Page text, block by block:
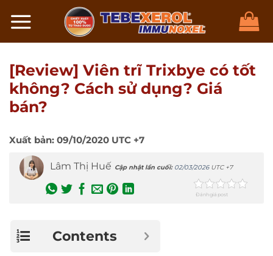
đến
[Review] Viên trĩ Trixbye có tốt
không? Cách sử dụng? Giá
bán?
Xuất bản: 09/10/2020 UTC +7
Lâm Thị Huế Cập nhật lần cuối: 02/03/2026UTC +7
Đánh giá post
Contents